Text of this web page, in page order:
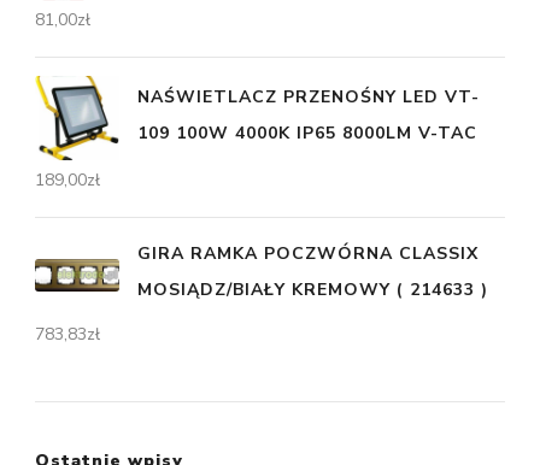
81,00zł
NAŚWIETLACZ PRZENOŚNY LED VT-
109 100W 4000K IP65 8000LM V-TAC
189,00zł
GIRA RAMKA POCZWÓRNA CLASSIX
MOSIĄDZ/BIAŁY KREMOWY ( 214633 )
783,83zł